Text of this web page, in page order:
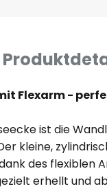
Flexarm -
ist die
kleine,
des flexiblen
erhellt und